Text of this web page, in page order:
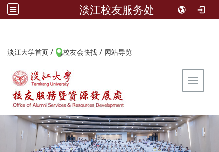
淡江校友服务处
淡江大学首页 / 校友会快找 / 网站导览
Toggle